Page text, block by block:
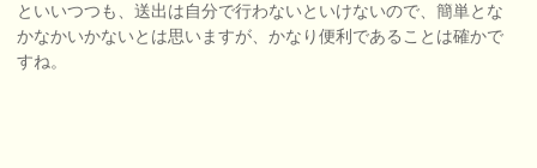
といいつつも、送出は自分で行わないといけないので、簡単とな
かなかいかないとは思いますが、かなり便利であることは確かで
すね。